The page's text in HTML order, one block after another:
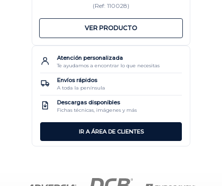
(Ref: 110028)
VER PRODUCTO
Atención personalizada
Te ayudamos a encontrar lo que necesitas
Envíos rápidos
A toda la península
Descargas disponibles
Fichas técnicas, imágenes y más
IR A ÁREA DE CLIENTES